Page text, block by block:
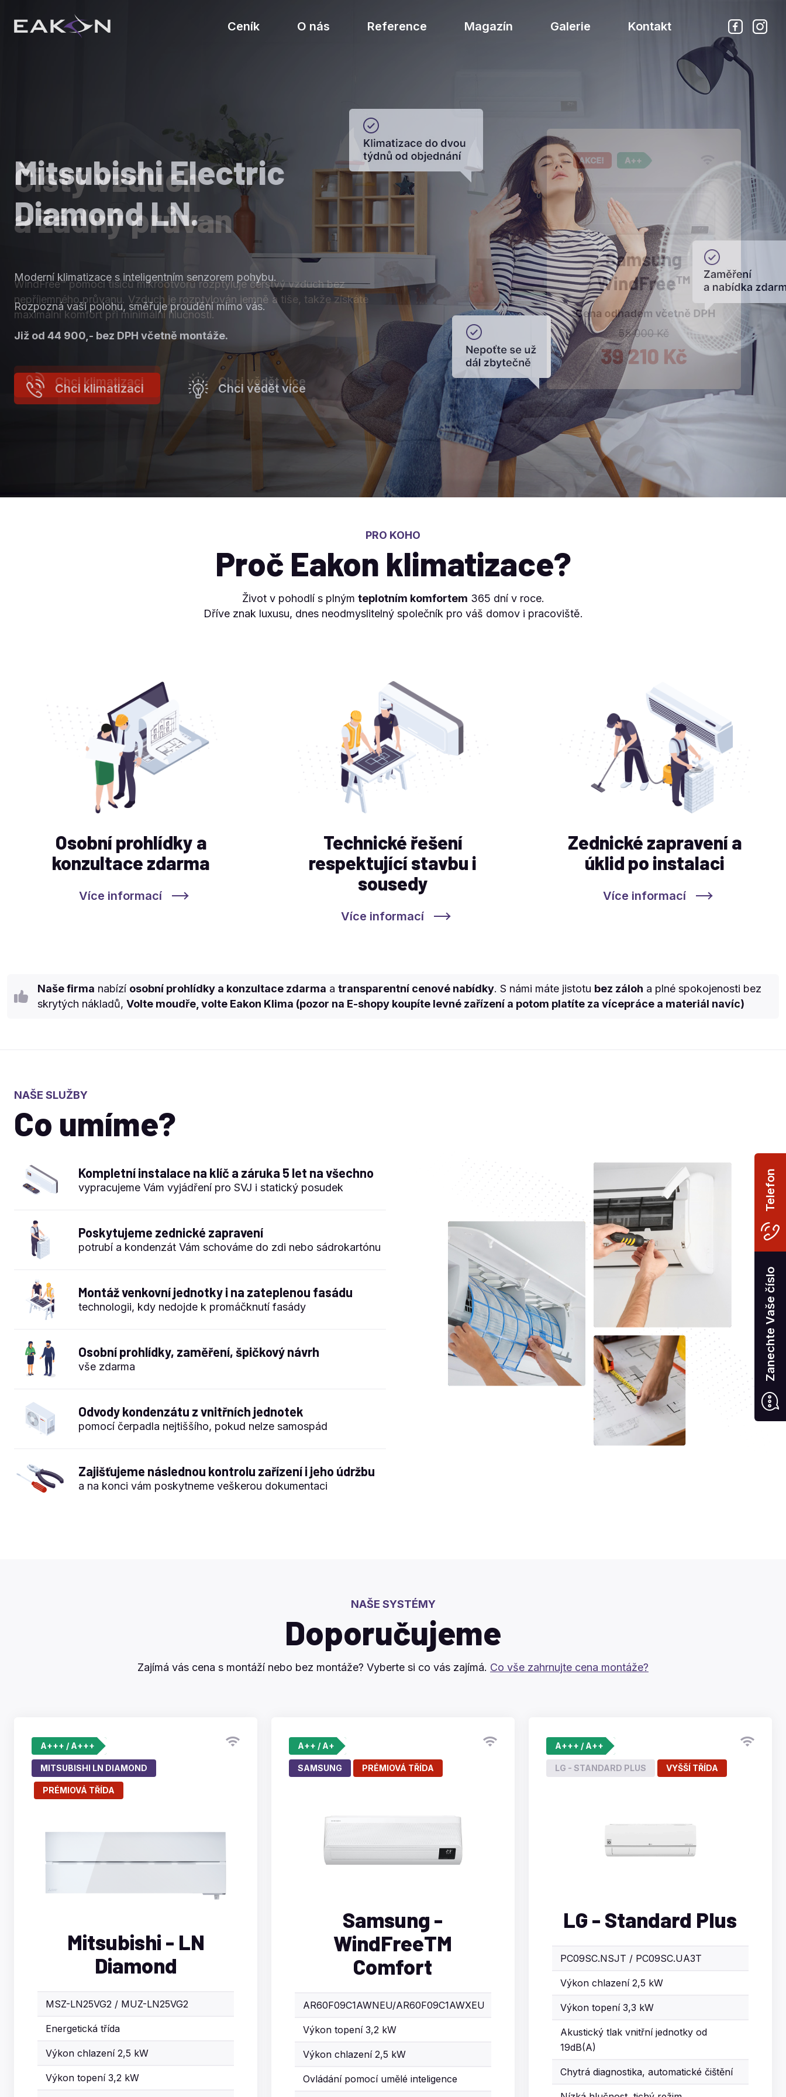
Ceník O nás Reference Magazín Galerie Kontakt
Mitsubishi Electric
Diamond LN.
Moderní klimatizace s inteligentním senzorem pohybu.
Rozpozná vaši polohu, směřuje proudění mimo vás.
Již od 44 900,- bez DPH včetně montáže.
Chci klimatizaci Chci vědět více
Čistý vzduch
a žádný průvan
WindFree™ pomocí tisíců mikrootvorů rozptyluje čerstvý vzduch bez
nepříjemného průvanu. Vzduch je rozptylován jemně a tiše, takže získáte
maximální komfort při minimální hlučnosti.
Chci klimatizaci Chci vědět více
PRO KOHO
Proč Eakon klimatizace?
Život v pohodlí s plným teplotním komfortem 365 dní v roce.
Dříve znak luxusu, dnes neodmyslitelný společník pro váš domov i pracoviště.
Osobní prohlídky a
konzultace zdarma
Více informací
Technické řešení
respektující stavbu i
sousedy
Více informací
Zednické zapravení a
úklid po instalaci
Více informací
Naše firma nabízí osobní prohlídky a konzultace zdarma a transparentní cenové nabídky. S námi máte jistotu bez záloh a plné spokojenosti bez
skrytých nákladů, Volte moudře, volte Eakon Klima (pozor na E-shopy koupíte levné zařízení a potom platíte za vícepráce a materiál navíc)
NAŠE SLUŽBY
Co umíme?
Kompletní instalace na klíč a záruka 5 let na všechno
vypracujeme Vám vyjádření pro SVJ i statický posudek
Poskytujeme zednické zapravení
potrubí a kondenzát Vám schováme do zdi nebo sádrokartónu
Montáž venkovní jednotky i na zateplenou fasádu
technologii, kdy nedojde k promáčknutí fasády
Osobní prohlídky, zaměření, špičkový návrh
vše zdarma
Odvody kondenzátu z vnitřních jednotek
pomocí čerpadla nejtiššího, pokud nelze samospád
Zajišťujeme následnou kontrolu zařízení i jeho údržbu
a na konci vám poskytneme veškerou dokumentaci
NAŠE SYSTÉMY
Doporučujeme
Zajímá vás cena s montáží nebo bez montáže? Vyberte si co vás zajímá. Co vše zahrnujte cena montáže?
A+++ / A+++
MITSUBISHI LN DIAMOND
PRÉMIOVÁ TŘÍDA
Mitsubishi - LN
Diamond
MSZ-LN25VG2 / MUZ-LN25VG2
Energetická třída
Výkon chlazení 2,5 kW
Výkon topení 3,2 kW
A++ / A+
SAMSUNG PRÉMIOVÁ TŘÍDA
Samsung -
WindFreeTM
Comfort
AR60F09C1AWNEU/AR60F09C1AWXEU
Výkon topení 3,2 kW
Výkon chlazení 2,5 kW
Ovládání pomocí umělé inteligence
A+++ / A++
LG - STANDARD PLUS VYŠŠÍ TŘÍDA
LG - Standard Plus
PC09SC.NSJT / PC09SC.UA3T
Výkon chlazení 2,5 kW
Výkon topení 3,3 kW
Akustický tlak vnitřní jednotky od
19dB(A)
Chytrá diagnostika, automatické čištění
Zanechte Vaše číslo
Telefon